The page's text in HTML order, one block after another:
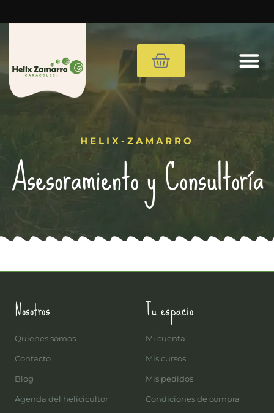
HELIX-ZAMARRO
Asesoramiento y Consultoría
Nosotros
Quienes somos
Contacto
Blog
Agenda del helicicultor
Tu espacio
Mi cuenta
Mis cursos
Mis pedidos
Condiciones de compra